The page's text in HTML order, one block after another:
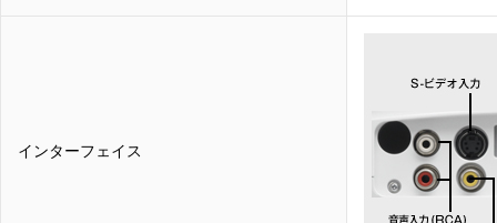
インターフェイス